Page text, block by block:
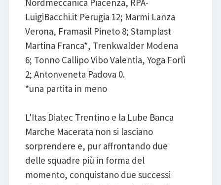
Nordmeccanica Piacenza, RPA-
LuigiBacchi.it Perugia 12; Marmi Lanza
Verona, Framasil Pineto 8; Stamplast
Martina Franca*, Trenkwalder Modena
6; Tonno Callipo Vibo Valentia, Yoga Forlì
2; Antonveneta Padova 0.
*una partita in meno
L'Itas Diatec Trentino e la Lube Banca
Marche Macerata non si lasciano
sorprendere e, pur affrontando due
delle squadre più in forma del
momento, conquistano due successi